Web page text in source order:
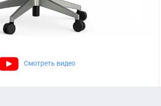
Смотреть видео